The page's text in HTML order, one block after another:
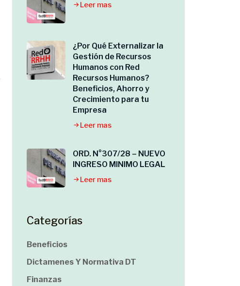
Leer mas
¿Por Qué Externalizar la
Gestión de Recursos
Humanos con Red
Recursos Humanos?
Beneficios, Ahorro y
Crecimiento para tu
Empresa
Leer mas
ORD. N°307/28 – NUEVO
INGRESO MINIMO LEGAL
Leer mas
Categorías
Beneficios
Dictamenes Y Normativa DT
Finanzas